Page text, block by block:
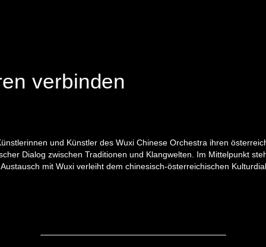
verbinden
und Künstler des Wuxi Chinese Orchestra ihren
Dialog zwischen Traditionen und Klangwelten. Im Mittelpunkt
mit Wuxi verleiht dem chinesisch-österreichischen